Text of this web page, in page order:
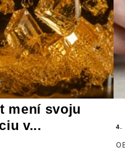
mení svoju
v...
4.